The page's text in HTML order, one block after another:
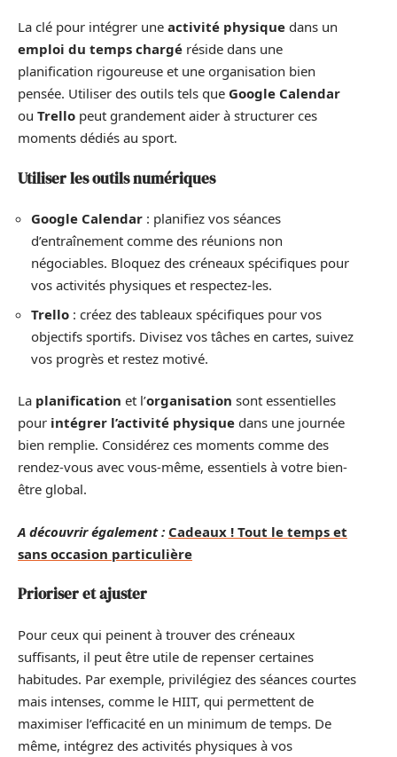
La clé pour intégrer une activité physique dans un
emploi du temps chargé réside dans une
planification rigoureuse et une organisation bien
pensée. Utiliser des outils tels que Google Calendar
ou Trello peut grandement aider à structurer ces
moments dédiés au sport.
Utiliser les outils numériques
Google Calendar : planifiez vos séances
d’entraînement comme des réunions non
négociables. Bloquez des créneaux spécifiques pour
vos activités physiques et respectez-les.
Trello : créez des tableaux spécifiques pour vos
objectifs sportifs. Divisez vos tâches en cartes, suivez
vos progrès et restez motivé.
La planification et l’organisation sont essentielles
pour intégrer l’activité physique dans une journée
bien remplie. Considérez ces moments comme des
rendez-vous avec vous-même, essentiels à votre bien-
être global.
A découvrir également : Cadeaux ! Tout le temps et
sans occasion particulière
Prioriser et ajuster
Pour ceux qui peinent à trouver des créneaux
suffisants, il peut être utile de repenser certaines
habitudes. Par exemple, privilégiez des séances courtes
mais intenses, comme le HIIT, qui permettent de
maximiser l’efficacité en un minimum de temps. De
même, intégrez des activités physiques à vos